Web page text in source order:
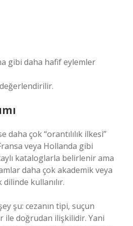
gibi daha hafif eylemler
daha çok “orantılılık ilkesi”
veya Hollanda gibi
kataloglarla belirlenir ama
daha çok akademik veya
dilinde kullanılır.
şu: cezanın tipi, suçun
ile doğrudan ilişkilidir. Yani